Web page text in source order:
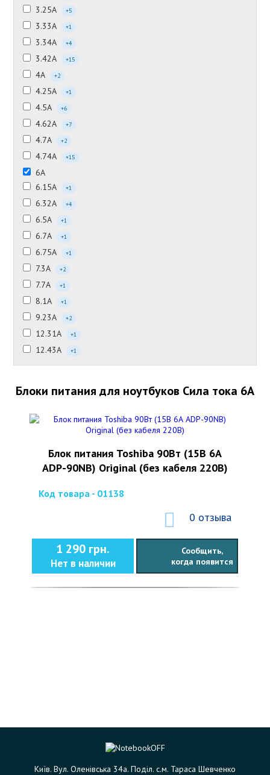
3.25А +5
3.33А +1
3.34А +4
3.42А +15
4А +2
4.25А +1
4.5А +6
4.62А +7
4.7А +2
4.74А +15
6А
6.15А
+1
6.32А +4
6.5А +1
6.7А +1
6.75А +1
7.3А +2
7.7А +1
8.1А +1
9.23А +2
12.31А +1
12.43А +1
Блоки питания для ноутбуков Сила тока 6А
Блок питания Toshiba 90Вт (15В 6А
ADP-90NB) Original (без кабеля 220В)
Код товара - 01138
0 отзыва
1 290 грн.
Нет в наличии
Сообщить,
когда появится
Київ. Вул. Оленівська 34а. Поділ. с.м. Тараса Шевченко